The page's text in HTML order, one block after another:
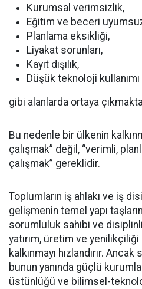
Kurumsal verimsizlik,
Eğitim ve beceri
Planlama eksikliği,
Liyakat sorunları,
Kayıt dışılık,
Düşük teknoloji kullanımı
gibi alanlarda ortaya
Bu nedenle bir ülkenin
çalışmak” değil, “verimli,
çalışmak” gereklidir.
Toplumların iş ahlakı ve iş
gelişmenin temel yapı
sorumluluk sahibi ve
yatırım, üretim ve
kalkınmayı hızlandırır.
bunun yanında güçlü
üstünlüğü ve bilimsel-